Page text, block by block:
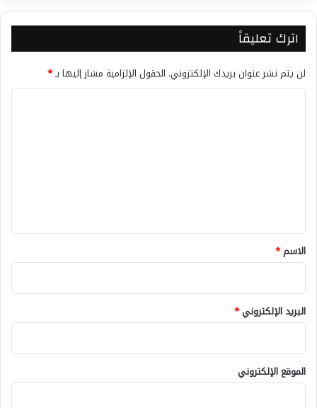
اترك تعليقاً
لن يتم نشر عنوان بريدك الإلكتروني. الحقول الإلزامية مشار إليها بـ*
*
الاسم*
البريد الإلكتروني*
الموقع الإلكتروني